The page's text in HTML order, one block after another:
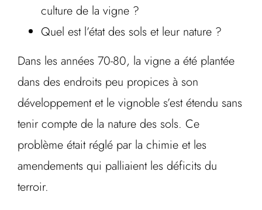
culture de la vigne ?
Quel est l’état des sols et leur nature ?
Dans les années 70-80, la vigne a été plantée
dans des endroits peu propices à son
développement et le vignoble s’est étendu sans
tenir compte de la nature des sols. Ce
problème était réglé par la chimie et les
amendements qui palliaient les déficits du
terroir.